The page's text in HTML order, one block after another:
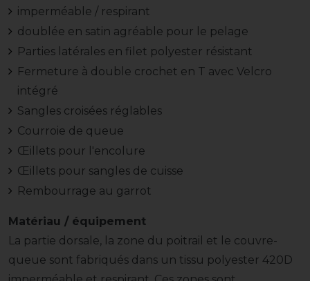
imperméable / respirant
doublée en satin agréable pour le pelage
Parties latérales en filet polyester résistant
Fermeture à double crochet en T avec Velcro
intégré
Sangles croisées réglables
Courroie de queue
Œillets pour l'encolure
Œillets pour sangles de cuisse
Rembourrage au garrot
Matériau / équipement
La partie dorsale, la zone du poitrail et le couvre-
queue sont fabriqués dans un tissu polyester 420D